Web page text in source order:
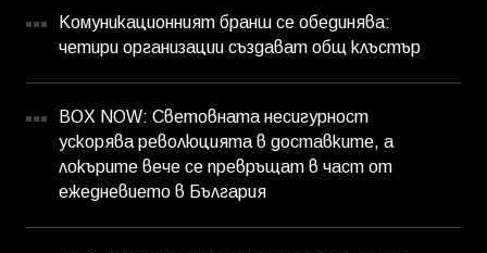
Комуникационният бранш се обединява:
четири организации създават общ клъстър
BOX NOW: Световната несигурност
ускорява революцията в доставките, а
локърите вече се превръщат в част от
ежедневието в България